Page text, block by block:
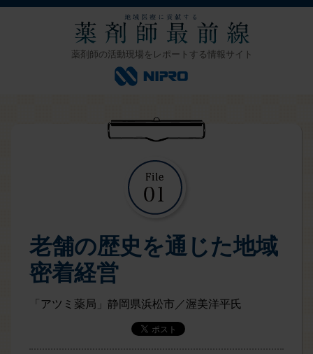
薬剤師の活動現場をレポートする情報サイト
老舗の歴史を通じた地域
密着経営
「アツミ薬局」静岡県浜松市／渥美洋平氏